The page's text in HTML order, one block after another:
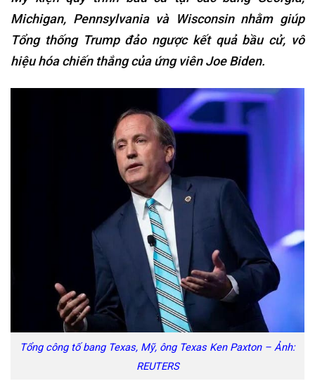
Michigan, Pennsylvania và Wisconsin nhằm giúp
Tổng thống Trump đảo ngược kết quả bầu cử, vô
hiệu hóa chiến thắng của ứng viên Joe Biden.
Tổng công tố bang Texas, Mỹ, ông Texas Ken Paxton – Ảnh:
REUTERS